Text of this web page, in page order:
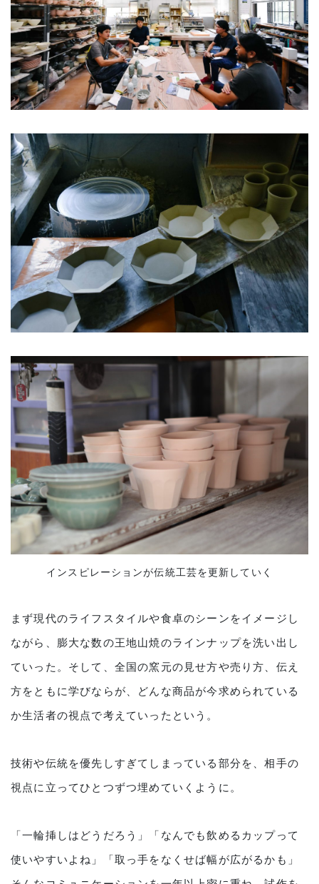
インスピレーションが伝統工芸を更新していく
まず現代のライフスタイルや食卓のシーンをイメージし
ながら、膨大な数の王地山焼のラインナップを洗い出し
ていった。そして、全国の窯元の見せ方や売り方、伝え
方をともに学びならが、どんな商品が今求められている
か生活者の視点で考えていったという。
技術や伝統を優先しすぎてしまっている部分を、相手の
視点に立ってひとつずつ埋めていくように。
「一輪挿しはどうだろう」「なんでも飲めるカップって
使いやすいよね」「取っ手をなくせば幅が広がるかも」